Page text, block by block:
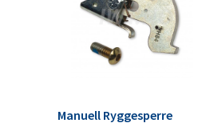
Manuell Ryggesperre